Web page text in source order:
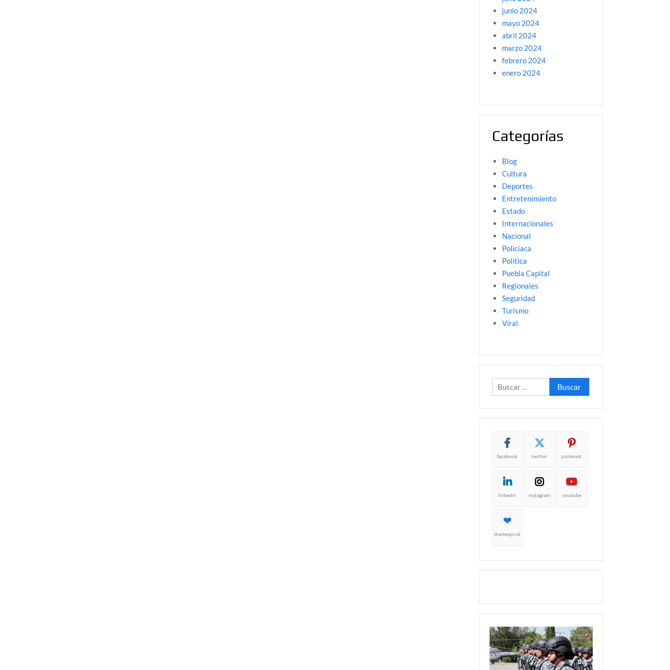
junio 2024
mayo 2024
abril 2024
marzo 2024
febrero 2024
enero 2024
Categorías
Blog
Cultura
Deportes
Entretenimiento
Estado
Internacionales
Nacional
Policíaca
Politica
Puebla Capital
Regionales
Seguridad
Turismo
Viral
Buscar:
facebook twitter pinterest
linkedin instagram youtube
themespiral